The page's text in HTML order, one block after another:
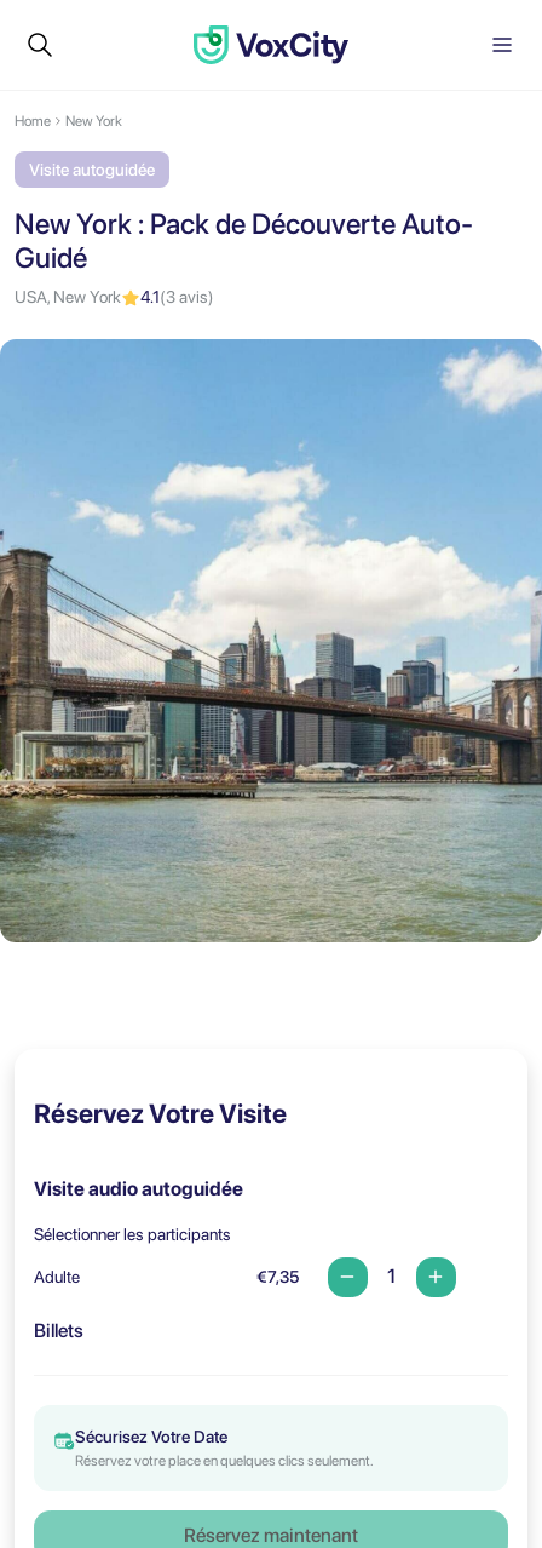
Home New York
Visite autoguidée
New York : Pack de Découverte Auto-
Guidé
USA, New York 4.1(3 avis)
Réservez Votre Visite
Visite audio autoguidée
Sélectionner les participants
Adulte €7,35
Billets
Sécurisez Votre Date
Réservez votre place en quelques clics seulement.
Réservez maintenant